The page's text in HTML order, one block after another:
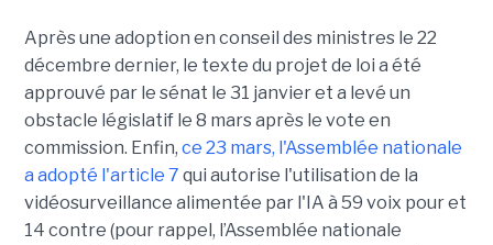
Après une adoption en conseil des ministres le 22
décembre dernier, le texte du projet de loi a été
approuvé par le sénat le 31 janvier et a levé un
obstacle législatif le 8 mars après le vote en
commission. Enfin, ce 23 mars, l'Assemblée nationale
a adopté l'article 7 qui autorise l'utilisation de la
vidéosurveillance alimentée par l'IA à 59 voix pour et
14 contre (pour rappel, l’Assemblée nationale